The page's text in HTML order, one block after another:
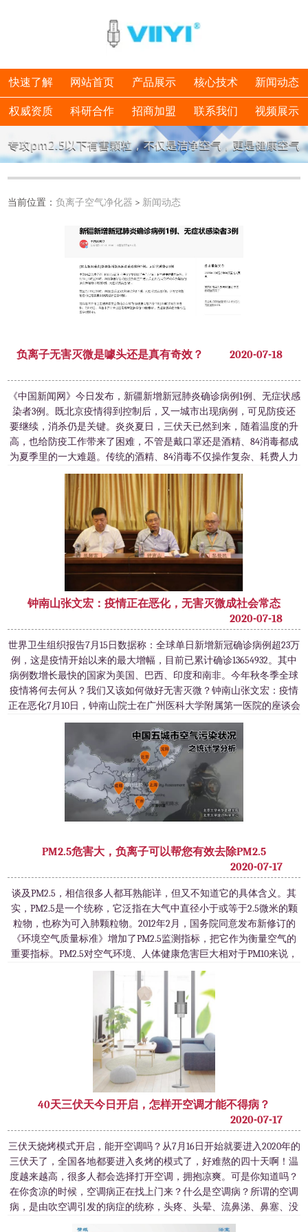
快速了解 网站首页 产品展示 核心技术 新闻动态
权威资质 科研合作 招商加盟 联系我们 视频展示
当前位置：负离子空气净化器 > 新闻动态
负离子无害灭微是噱头还是真有奇效？ 2020-07-18
《中国新闻网》今日发布，新疆新增新冠肺炎确诊病例1例、无症状感
染者3例。既北京疫情得到控制后，又一城市出现病例，可见防疫还
要继续，消杀仍是关键。炎炎夏日，三伏天已然到来，随着温度的升
高，也给防疫工作带来了困难，不管是戴口罩还是酒精、84消毒都成
为夏季里的一大难题。传统的酒精、84消毒不仅操作复杂、耗费人力
物力、还会伴有刺鼻性气味，对人体的皮肤、呼吸道黏膜和眼睛有着
强烈的刺激和腐蚀性。因此，更多人在
钟南山张文宏：疫情正在恶化，无害灭微成社会常态
2020-07-18
世界卫生组织报告7月15日数据称：全球单日新增新冠确诊病例超23万
例，这是疫情开始以来的最大增幅，目前已累计确诊13654932。其中
病例数增长最快的国家为美国、巴西、印度和南非。今年秋冬季全球
疫情将何去何从？我们又该如何做好无害灭微？钟南山张文宏：疫情
正在恶化7月10日，钟南山院士在广州医科大学附属第一医院的座谈会
上说：“我相信人永远比病毒聪明。”钟南山认为，接下来要注意两个
方面的工作，一是要研
PM2.5危害大，负离子可以帮您有效去除PM2.5
2020-07-17
谈及PM2.5，相信很多人都耳熟能详，但又不知道它的具体含义。其
实，PM2.5是一个统称，它泛指在大气中直径小于或等于2.5微米的颗
粒物，也称为可入肺颗粒物。2012年2月，国务院同意发布新修订的
《环境空气质量标准》增加了PM2.5监测指标，把它作为衡量空气的
重要指标。PM2.5对空气环境、人体健康危害巨大相对于PM10来说，
PM2.5粒径小，会一直漂浮在空气中，其中富含大量的有毒、有害物
质，且在
40天三伏天今日开启，怎样开空调才能不得病？
2020-07-17
三伏天烧烤模式开启，能开空调吗？从7月16日开始就要进入2020年的
三伏天了，全国各地都要进入炙烤的模式了，好难熬的四十天啊！温
度越来越高，很多人都会选择打开空调，拥抱凉爽。可是你知道吗？
在你贪凉的时候，空调病正在找上门来？什么是空调病？所谓的空调
病，是由吹空调引发的病症的统称，头疼、头晕、流鼻涕、鼻塞、没
有精神、浑身没劲、嗜睡、抵抗力降低、易患感冒都是空调病的常见